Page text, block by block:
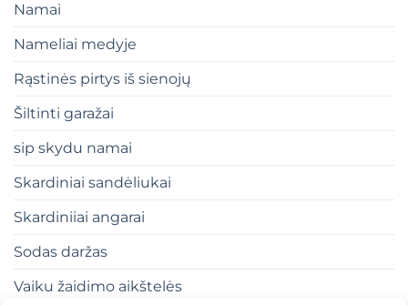
Namai
Nameliai medyje
Rąstinės pirtys iš sienojų
Šiltinti garažai
sip skydu namai
Skardiniai sandėliukai
Skardiniiai angarai
Sodas daržas
Vaiku žaidimo aikštelės